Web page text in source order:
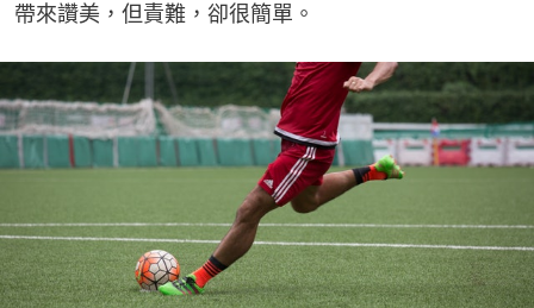
帶來讚美，但責難，卻很簡單。